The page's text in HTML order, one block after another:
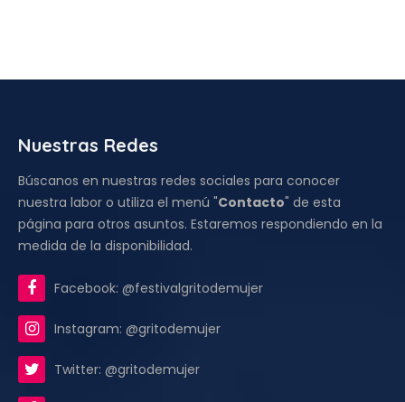
Nuestras Redes
Búscanos en nuestras redes sociales para conocer
nuestra labor o utiliza el menú "Contacto" de esta
página para otros asuntos. Estaremos respondiendo en la
medida de la disponibilidad.
Facebook: @festivalgritodemujer
Instagram: @gritodemujer
Twitter: @gritodemujer